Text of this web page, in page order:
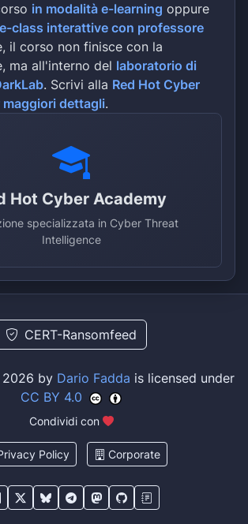
in modalità e-learning oppure
class interattive con professore
il corso non finisce con la
ma all'interno del laboratorio di
. Scrivi alla Red Hot Cyber
maggiori dettagli.
Hot Cyber Academy
specializzata in Cyber Threat
Intelligence
CERT-Ransomfeed
by Dario Fadda is licensed under
CC BY 4.0
Condividi con
Policy Corporate